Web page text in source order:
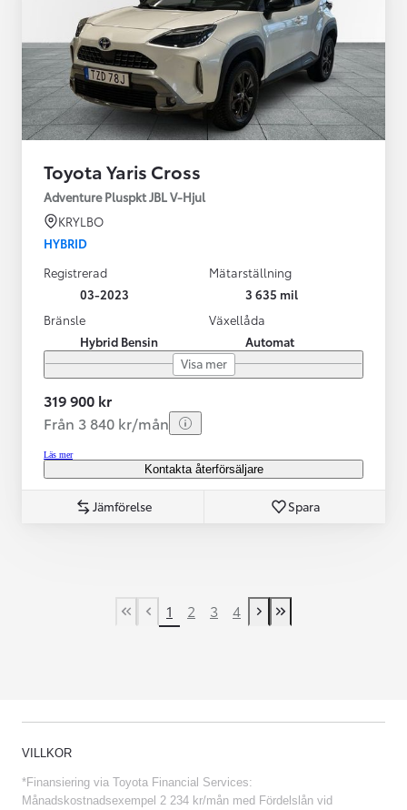
Toyota Yaris Cross
Adventure Pluspkt JBL V-Hjul
KRYLBO
HYBRID
Registrerad
03-2023
Mätarställning
3 635 mil
Bränsle
Hybrid Bensin
Växellåda
Automat
Visa mer
319 900 kr
Från 3 840 kr/mån
Läs mer
Kontakta återförsäljare
Jämförelse Spara
First Page
Previous page
1 2 3 4
Next page
Last Page
VILLKOR
*Finansiering via Toyota Financial Services:
Månadskostnadsexempel 2 234 kr/mån med Fördelslån vid